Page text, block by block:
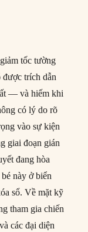
tốc tường
được trích dẫn
— và hiếm khi
có lý do rõ
vào sự kiện
giai đoạn gián
đang hòa
này ở biển
sổ. Về mặt kỹ
tham gia chiến
các đại diện